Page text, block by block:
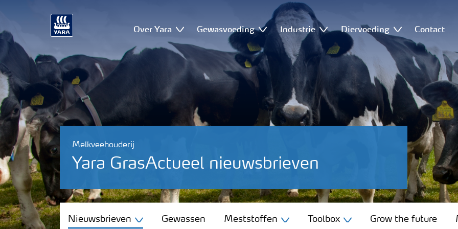
Over Yara Gewasvoeding Industrie Diervoeding Contact
Melkveehouderij
Yara GrasActueel nieuwsbrieven
Nieuwsbrieven
Nieuwsbrieven Gewassen Meststoffen Toolbox Grow the future